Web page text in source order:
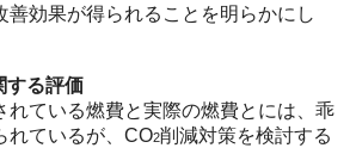
善効果が得られることを明らかにし
る評価
ている燃費と実際の燃費とには、乖
れているが、CO2削減対策を検討する